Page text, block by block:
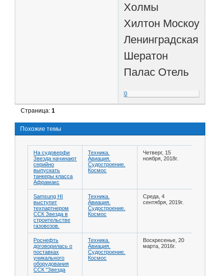
Холмы
Хилтон Москоу
Ленинградская
Шератон
Палас Отель
0
Страница:1
Похожие темы
На судоверфи
Звезда начинают
серийно
выпускать
танкеры класса
Афрамакс
Техника.
Авиация.
Судостроение.
Космос
Четверг, 15
ноября, 2018г.
Samsung HI
выступит
техпартнером
ССК Звезда в
строительстве
газовозов.
Техника.
Авиация.
Судостроение.
Космос
Среда, 4
сентября, 2019г.
Роснефть
договорилась о
поставках
уникального
оборудования
ССК "Звезда
Техника.
Авиация.
Судостроение.
Космос
Воскресенье, 20
марта, 2016г.